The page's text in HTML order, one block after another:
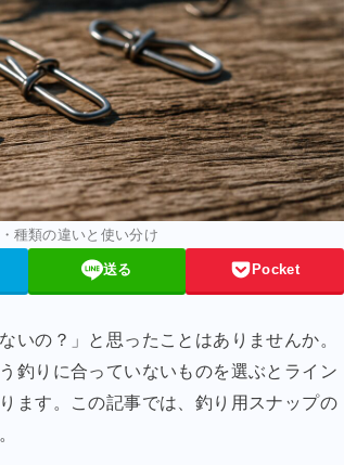
種類の違いと使い分け
送る Pocket
いの？」と思ったことはありませんか。
釣りに合っていないものを選ぶとライン
ます。この記事では、釣り用スナップの